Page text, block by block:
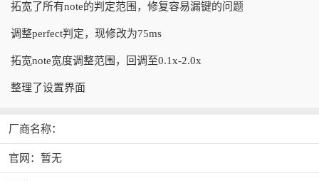
拓宽了所有note的判定范围，修复容易漏键的问题
调整perfect判定，现修改为75ms
拓宽note宽度调整范围，回调至0.1x-2.0x
整理了设置界面
厂商名称：
官网：暂无